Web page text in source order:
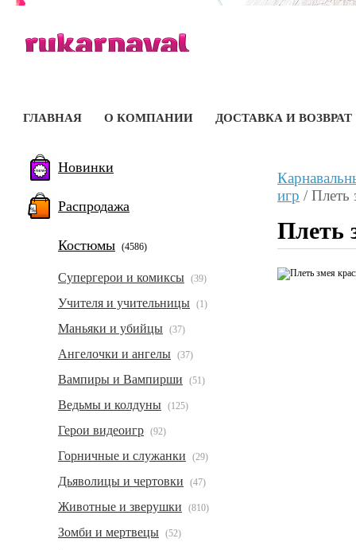
ГЛАВНАЯ О КОМПАНИИ ДОСТАВКА И ВОЗВРАТ
Новинки
Распродажа
Костюмы (4586)
Супергерои и комиксы (39)
Учителя и учительницы (1)
Маньяки и убийцы (37)
Ангелочки и ангелы (37)
Вампиры и Вампирши (51)
Ведьмы и колдуны (125)
Герои видеоигр (92)
Горничные и служанки (29)
Дьяволицы и чертовки (47)
Животные и зверушки (810)
Зомби и мертвецы (52)
игр / Плеть
Плеть